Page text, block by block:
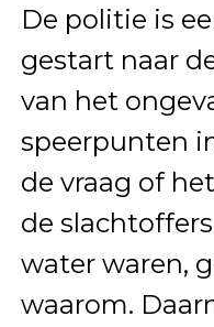
De politie is
gestart naar
van het
speerpunten
de vraag of
de
water waren,
waarom.